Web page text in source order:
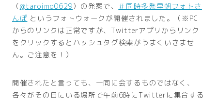
（@taroimo0629）の発案で、 ＃同時多発早朝フォトさ
んぽ というフォトウォークが開催されました。（※PC
からのリンクは正常ですが、Twitterアプリからリンク
をクリックするとハッシュタグ検索がうまくいきませ
ん。ご注意を！）
開催されたと言っても、一同に会するものではなく、
各々がその日にいる場所で午前6時にTwitterに集合する